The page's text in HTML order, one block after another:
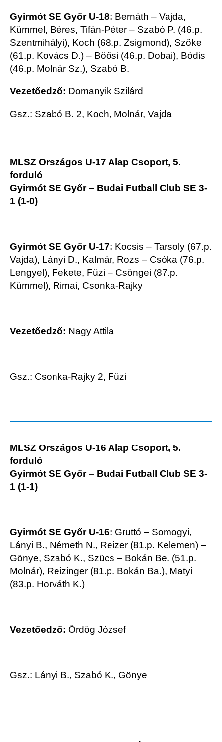
Gyirmót SE Győr U-18: Bernáth – Vajda,
Kümmel, Béres, Tifán-Péter – Szabó P. (46.p.
Szentmihályi), Koch (68.p. Zsigmond), Szőke
(61.p. Kovács D.) – Böősi (46.p. Dobai), Bódis
(46.p. Molnár Sz.), Szabó B.
Vezetőedző: Domanyik Szilárd
Gsz.: Szabó B. 2, Koch, Molnár, Vajda
MLSZ Országos U-17 Alap Csoport, 5.
forduló
Gyirmót SE Győr – Budai Futball Club SE 3-
1 (1-0)
Gyirmót SE Győr U-17: Kocsis – Tarsoly (67.p.
Vajda), Lányi D., Kalmár, Rozs – Csóka (76.p.
Lengyel), Fekete, Füzi – Csöngei (87.p.
Kümmel), Rimai, Csonka-Rajky
Vezetőedző: Nagy Attila
Gsz.: Csonka-Rajky 2, Füzi
MLSZ Országos U-16 Alap Csoport, 5.
forduló
Gyirmót SE Győr – Budai Futball Club SE 3-
1 (1-1)
Gyirmót SE Győr U-16: Gruttó – Somogyi,
Lányi B., Németh N., Reizer (81.p. Kelemen) –
Gönye, Szabó K., Szücs – Bokán Be. (51.p.
Molnár), Reizinger (81.p. Bokán Ba.), Matyi
(83.p. Horváth K.)
Vezetőedző: Ördög József
Gsz.: Lányi B., Szabó K., Gönye